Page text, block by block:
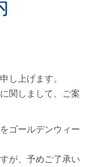
し上げます。
関しまして、ご案
ゴールデンウィー
が、予めご了承い